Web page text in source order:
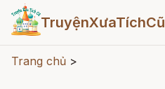
TruyệnXưaTíchCũ
Trang chủ >